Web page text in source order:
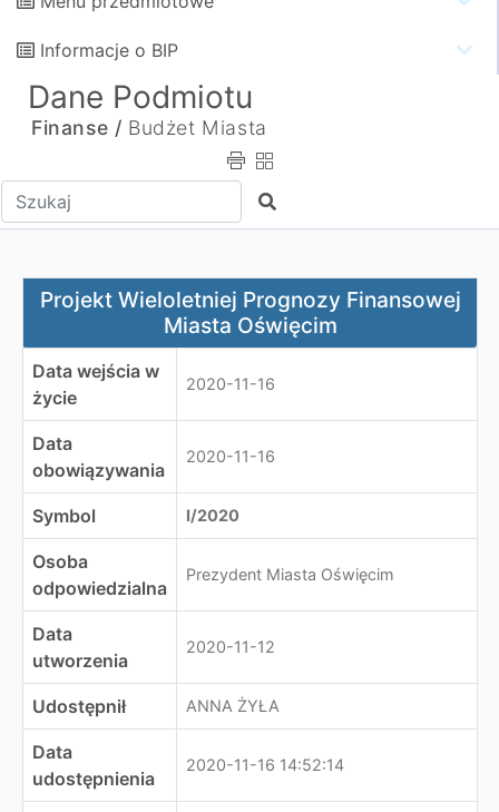
Informacje o BIP
Dane Podmiotu
Finanse / Budżet Miasta
Wpisz tekst do wyszukania Szukaj
Projekt Wieloletniej Prognozy Finansowej Miasta
Projekt Wieloletniej Prognozy Finansowej
Miasta Oświęcim
Data wejścia w
życie
2020-11-16
Data
obowiązywania
2020-11-16
Symbol I/2020
Osoba
odpowiedzialna
Prezydent Miasta Oświęcim
Data
utworzenia
2020-11-12
Udostępnił ANNA ŻYŁA
Data
udostępnienia
2020-11-16 14:52:14